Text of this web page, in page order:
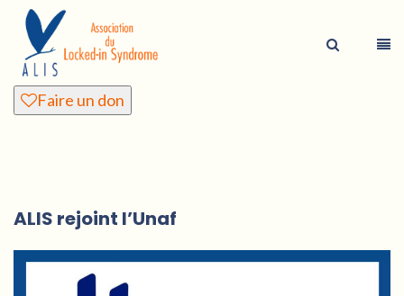
Faire un don
ALIS rejoint l’Unaf